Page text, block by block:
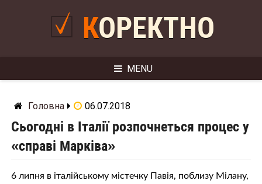
КОРЕКТНО
MENU
Головна 06.07.2018
Сьогодні в Італії розпочнеться процес у
«справі Марківа»
6 липня в італійському містечку Павія, поблизу Мілану,